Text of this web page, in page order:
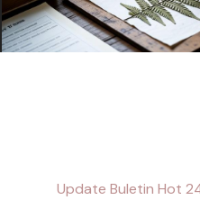
Update Buletin Hot